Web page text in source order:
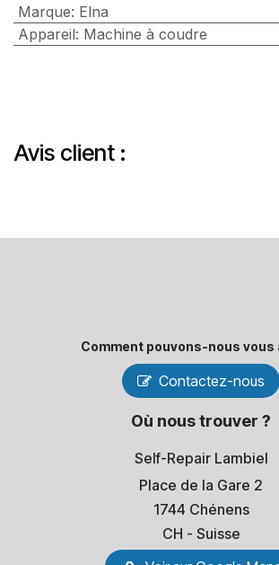
Marque: Elna
Appareil: Machine à coudre
Avis client :
Comment pouvons-​nous vous
Contactez-nous
Où nous trouver ?
Self-Repair Lambiel
Place de la Gare 2
1744 Chénens
​CH - Suisse